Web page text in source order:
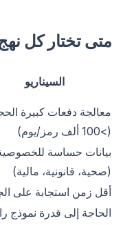
متى تختار كل
السيناريو
معالجة دفعات كبيرة
(>100 ألف رمز/يوم)
بيانات حساسة
(صحية، قانونية، مالية)
أقل زمن استجابة على
الحاجة إلى قدرة نموذج